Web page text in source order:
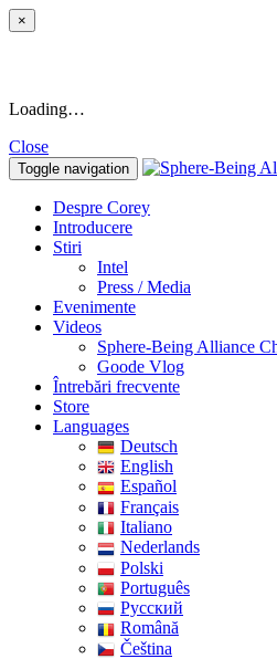
×
Loading…
Close
Toggle navigation
Despre Corey
Introducere
Stiri
Intel
Press / Media
Evenimente
Videos
Sphere-Being Alliance
Goode Vlog
Întrebări frecvente
Store
Languages
Deutsch
English
Español
Français
Italiano
Nederlands
Polski
Português
Pусский
Română
Čeština